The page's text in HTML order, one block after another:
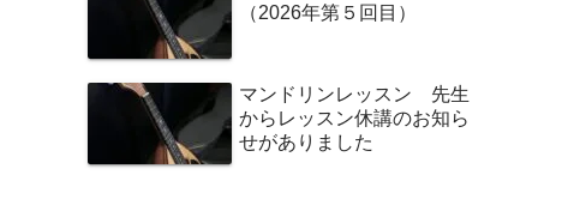
（2026年第５回目）
マンドリンレッスン 先生
からレッスン休講のお知ら
せがありました